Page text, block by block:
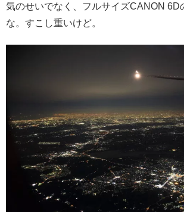
気のせいでなく、フルサイズCANON 6D
な。すこし重いけど。